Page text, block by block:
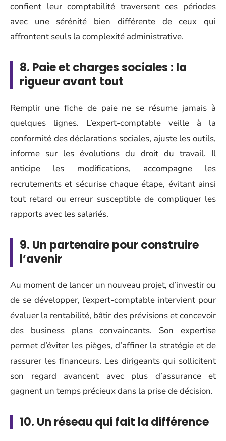
confient leur comptabilité traversent ces périodes
avec une sérénité bien différente de ceux qui
affrontent seuls la complexité administrative.
8. Paie et charges sociales : la
rigueur avant tout
Remplir une fiche de paie ne se résume jamais à
quelques lignes. L’expert-comptable veille à la
conformité des déclarations sociales, ajuste les outils,
informe sur les évolutions du droit du travail. Il
anticipe les modifications, accompagne les
recrutements et sécurise chaque étape, évitant ainsi
tout retard ou erreur susceptible de compliquer les
rapports avec les salariés.
9. Un partenaire pour construire
l’avenir
Au moment de lancer un nouveau projet, d’investir ou
de se développer, l’expert-comptable intervient pour
évaluer la rentabilité, bâtir des prévisions et concevoir
des business plans convaincants. Son expertise
permet d’éviter les pièges, d’affiner la stratégie et de
rassurer les financeurs. Les dirigeants qui sollicitent
son regard avancent avec plus d’assurance et
gagnent un temps précieux dans la prise de décision.
10. Un réseau qui fait la différence